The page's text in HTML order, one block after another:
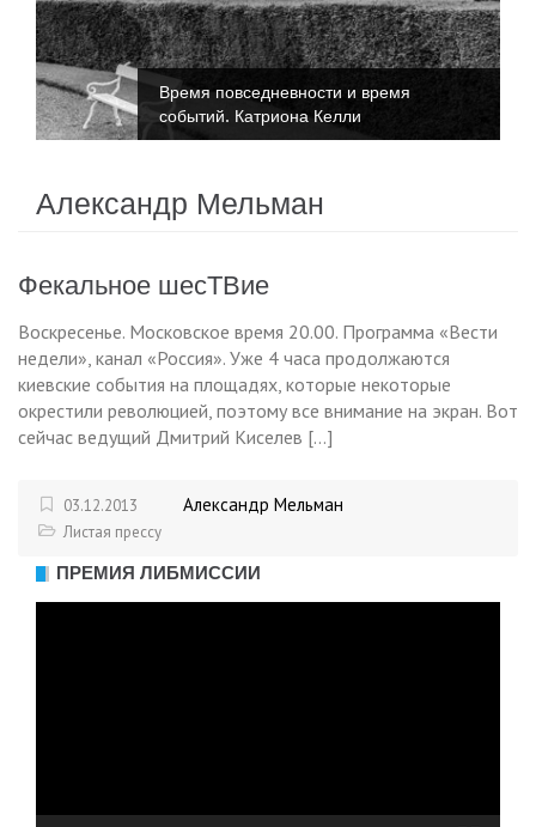
Время повседневности и время
событий. Катриона Келли
Александр Мельман
Фекальное шесТВие
Воскресенье. Московское время 20.00. Программа «Вести
недели», канал «Россия». Уже 4 часа продолжаются
киевские события на площадях, которые некоторые
окрестили революцией, поэтому все внимание на экран. Вот
сейчас ведущий Дмитрий Киселев […]
03.12.2013 Александр Мельман
Листая прессу
ПРЕМИЯ ЛИБМИССИИ